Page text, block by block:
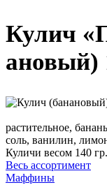
Кулич
ановый)
растительное,
соль, ванилин,
Куличи весом 140 гр.
Весь ассортимент
Маффины